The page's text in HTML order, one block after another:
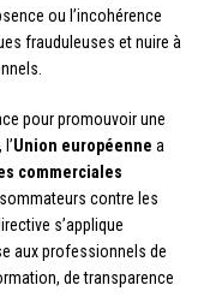
ou l’incohérence
frauduleuses et nuire à
pour promouvoir une
Union européenne a
commerciales
contre les
s’applique
aux professionnels de
de transparence